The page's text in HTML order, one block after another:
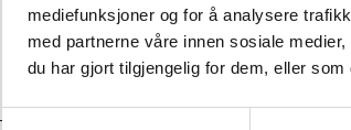
mediefunksjoner og for å analysere
med partnerne våre innen sosiale
du har gjort tilgjengelig for dem, eller
Samtykkevalg